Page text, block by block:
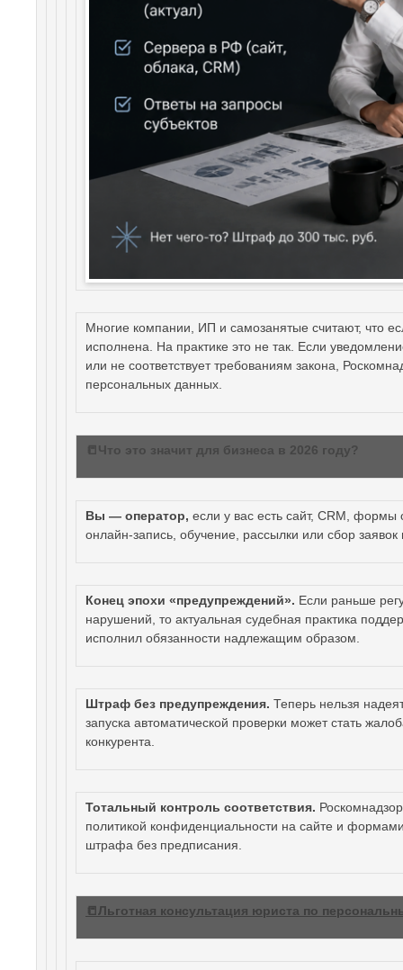
Многие компании, ИП и самозанятые считают, что
исполнена. На практике это не так. Если
или не соответствует требованиям закона,
персональных данных.
📒Что это значит для бизнеса в 2026 году?
Вы — оператор, если у вас есть сайт, CRM, формы
онлайн-запись, обучение, рассылки или сбор заявок
Конец эпохи «предупреждений». Если раньше
нарушений, то актуальная судебная практика
исполнил обязанности надлежащим образом.
Штраф без предупреждения. Теперь нельзя
запуска автоматической проверки может стать
конкурента.
Тотальный контроль соответствия.
политикой конфиденциальности на сайте и
штрафа без предписания.
📒Льготная консультация юриста по